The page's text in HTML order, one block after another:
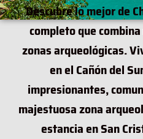
Descubre lo mejor de
completo que
zonas arqueológicas.
en el Cañón del
impresionantes,
majestuosa zona
estancia en San